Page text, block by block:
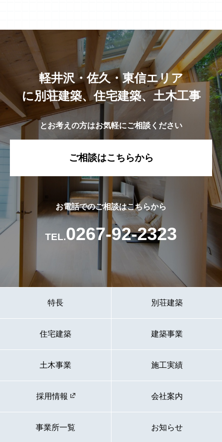
軽井沢・佐久・東信エリア
に別荘建築、住宅建築、土木工事
とお考えの方はお気軽にご相談ください
ご相談はこちらから
お電話でのご相談はこちらから
TEL.0267-92-2323
特長 別荘建築
住宅建築 建築事業
土木事業 施工実績
採用情報 会社案内
事業所一覧 お知らせ